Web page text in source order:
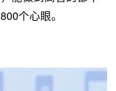
个心眼。